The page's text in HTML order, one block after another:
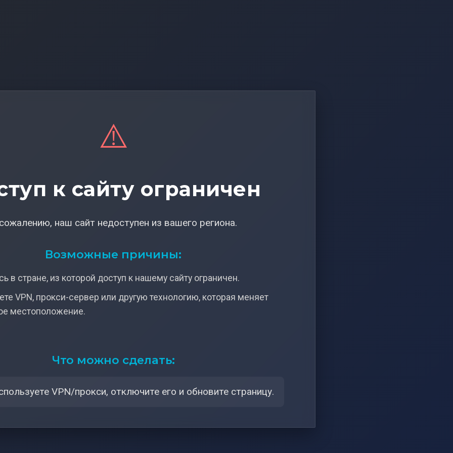
⚠️
к сайту ограничен
наш сайт недоступен из вашего региона.
Возможные причины:
в стране, из которой доступ к нашему сайту ограничен.
VPN, прокси-сервер или другую технологию, которая меняет
местоположение.
Что можно сделать:
VPN/прокси, отключите его и обновите страницу.